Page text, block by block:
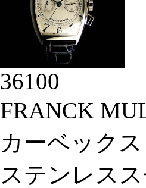
36100
FRANCK
カーベック
ステンレス